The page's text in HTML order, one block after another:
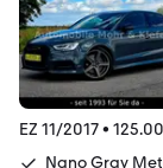
EZ 11/2017•
Nano Gray